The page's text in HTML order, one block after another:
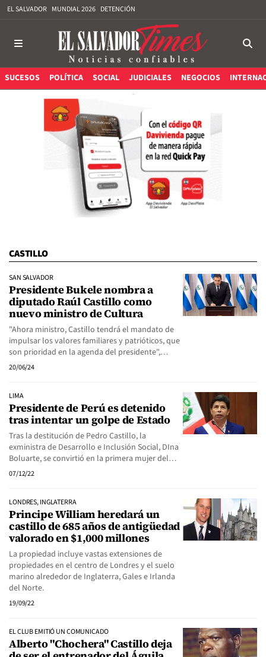
EL SALVADOR MUNDIAL 2026 DETENCIÓN
SUCESOS POLÍTICA SOCIAL JUDICIALES NEGOCIOS
CASTILLO
SAN SALVADOR
Presidente Bukele nombra a
diputado Raúl Castillo como
nuevo ministro de Cultura
"Ahora ministro, Castillo tendrá el mandato de
impulsar los valores familiares y patrióticos, que
son prioridad en la agenda del presidente",…
20/06/24
LIMA
Presidente de Perú es detenido
tras intentar un golpe de Estado
Tras la destitución de Pedro Castillo, la
exministra de Desarrollo e Inclusión Social, DIna
Boluarte, se convirtió en la primera mujer del…
07/12/22
LONDRES, INGLATERRA
Principe William heredará un
castillo de 685 años de antigüedad
valorado en $1,000 millones
La propiedad incluye vastas extensiones de
propiedades en el centro de Londres y el suelo
marino alrededor de Inglaterra, Gales e Irlanda
del Norte.
19/09/22
EL CLUB EMITIÓ UN COMUNICADO
Alberto "Chochera" Castillo deja